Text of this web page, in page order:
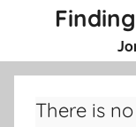
content
There is